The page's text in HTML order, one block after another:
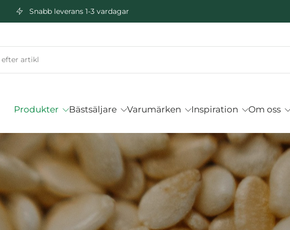
Snabb leverans 1-3 vardagar
Produkter Bästsäljare Varumärken Inspiration Om oss